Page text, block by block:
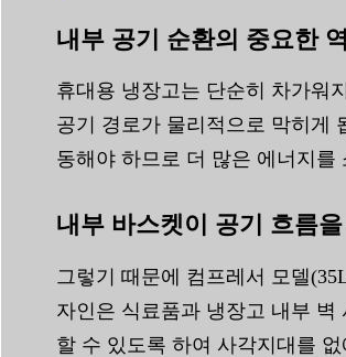
내부 공기 순환의 중요한
휴대용 냉장고는 단순히 차가워
공기 경로가 물리적으로 막히게
동해야 하므로 더 많은 에너지
내부 바스켓이 공기 흐름
그렇기 때문에 컴프레서 모델
자인은 식료품과 냉장고 내부
할 수 있도록 하여 사각지대를